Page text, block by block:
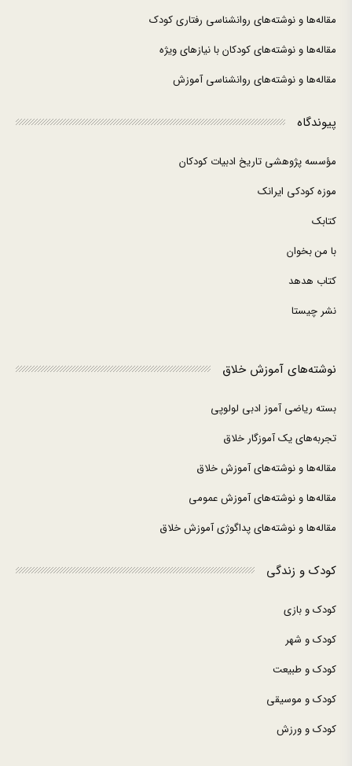
مقاله‌ها و نوشته‌های روانشناسی رفتاری کودک
مقاله‌ها و نوشته‌های کودکان با نیازهای ویژه
مقاله‌ها و نوشته‌های روانشناسی آموزش
پیوندگاه
مؤسسه پژوهشی تاریخ ادبیات کودکان
موزه کودکی ایرانک
کتابک
با من بخوان
کتاب هدهد
نشر چیستا
نوشته‌های آموزش خلاق
بسته ریاضی آموز ادبی لولوپی
تجربه‌های یک آموزگار خلاق
مقاله‌ها و نوشته‌های آموزش خلاق
مقاله‌ها و نوشته‌های آموزش عمومی
مقاله‌ها و نوشته‌های پداگوژی آموزش خلاق
کودک و زندگی
کودک و بازی
کودک و شهر
کودک و طبیعت
کودک و موسیقی
کودک و ورزش